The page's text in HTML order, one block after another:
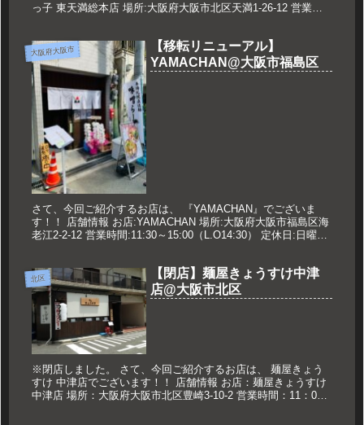
っ子 東天満総本店 場所:大阪府大阪市北区天満1-26-12 営業時
大阪府大阪市
【移転リニューアル】
YAMACHAN@大阪市福島区
さて、今回ご紹介するお店は、 『YAMACHAN』でございま
す！！ 店舗情報 お店:YAMACHAN 場所:大阪府大阪市福島区海
老江2-2-12 営業時間:11:30～15:00（L.O14:30） 定休日:日曜日
北区
【閉店】麺屋きょうすけ中津
店@大阪市北区
※閉店しました。 さて、今回ご紹介するお店は、 麺屋きょう
すけ 中津店でございます！！ 店舗情報 お店：麺屋きょうすけ
中津店 場所：大阪府大阪市北区豊崎3-10-2 営業時間：11：00